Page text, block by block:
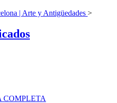
| Arte y Antigüedades >
COMPLETA